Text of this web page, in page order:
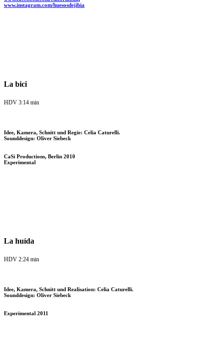
www.instagram.com/huesosdejibia
La bici
HDV 3:14 min
Idee, Kamera, Schnitt und Regie: Celia Caturelli.
Sounddesign: Oliver Siebeck
CaSi Productions, Berlin 2010
Experimental
La huída
HDV 2:24 min
Idee, Kamera, Schnitt und Realisation: Celia Caturelli.
Sounddesign: Oliver Siebeck
Experimental 2011